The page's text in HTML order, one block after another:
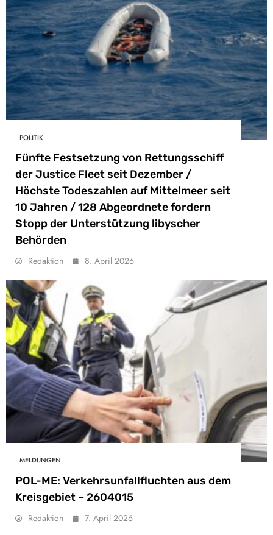
POLITIK
Fünfte Festsetzung von Rettungsschiff
der Justice Fleet seit Dezember /
Höchste Todeszahlen auf Mittelmeer seit
10 Jahren / 128 Abgeordnete fordern
Stopp der Unterstützung libyscher
Behörden
Redaktion 8. April 2026
MELDUNGEN
POL-ME: Verkehrsunfallfluchten aus dem
Kreisgebiet – 2604015
Redaktion 7. April 2026